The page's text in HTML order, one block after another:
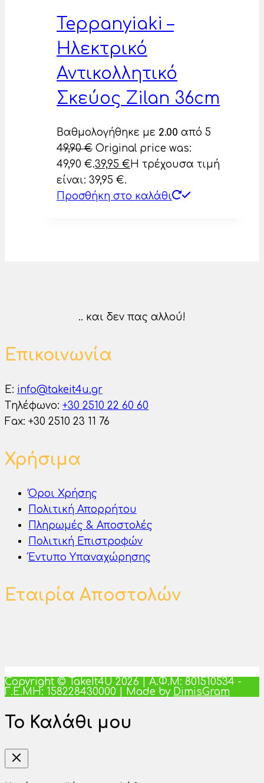
Teppanyiaki –
Ηλεκτρικό
Αντικολλητικό
Σκεύος Zilan 36cm
Βαθμολογήθηκε με 2.00 από 5
49,90€ Original price was:
49,90 €.39,95 €Η τρέχουσα τιμή
είναι: 39,95 €.
Προσθήκη στο καλάθι
.. και δεν πας αλλού!
Επικοινωνία
E: info@takeit4u.gr
Tηλέφωνο: +30 2510 22 60 60
Fax: +30 2510 23 11 76
Χρήσιμα
Όροι Χρήσης
Πολιτική Απορρήτου
Πληρωμές & Αποστολές
Πολιτική Επιστροφών
Έντυπο Υπαναχώρησης
Εταιρία Αποστολών
Copyright © TakeIt4U 2026 | Α.Φ.Μ: 801510534 -
Γ.Ε.ΜΗ: 158228430000 | Made by DimisGram
Το Καλάθι μου